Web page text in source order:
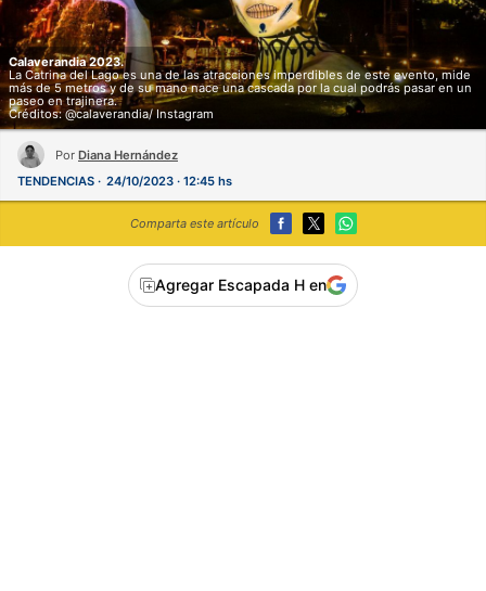
Calaverandia 2023.
La Catrina del Lago es una de las atracciones imperdibles de este evento, mide
más de 5 metros y de su mano nace una cascada por la cual podrás pasar en un
paseo en trajinera.
Créditos: @calaverandia/ Instagram
Por Diana Hernández
TENDENCIAS
24/10/2023 · 12:45 hs
Comparta este artículo
Agregar Escapada H en